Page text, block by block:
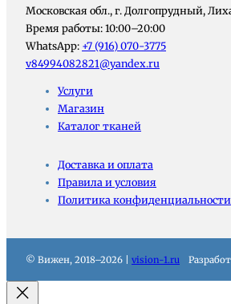
Московская обл., г. Долгопрудный,
Время работы: 10:00–20:00
WhatsApp: +7 (916) 070-3775
v84994082821@yandex.ru
Услуги
Магазин
Каталог тканей
Доставка и оплата
Правила и условия
Политика конфиденциальности
© Вижен, 2018–2026 | vision-1.ru